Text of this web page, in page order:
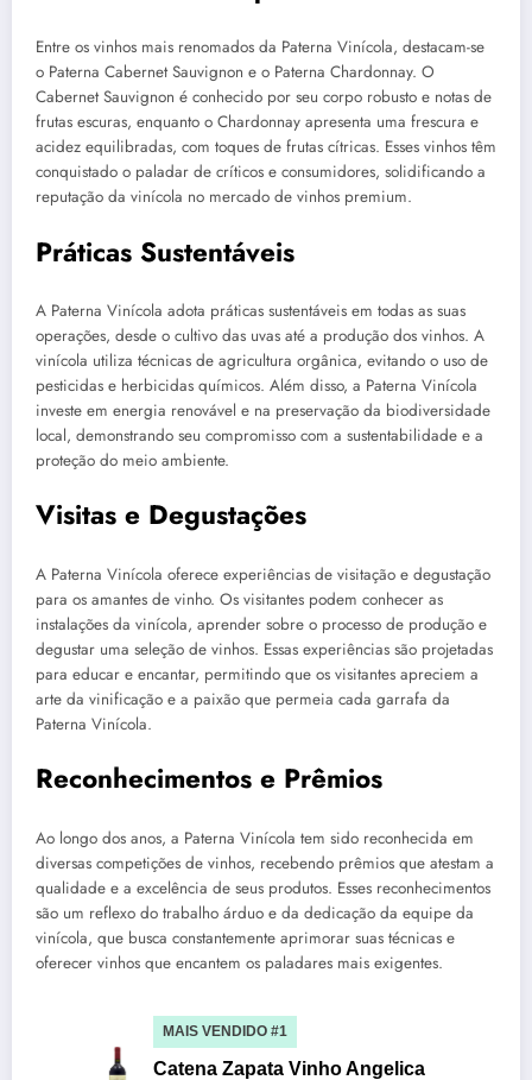
Entre os vinhos mais renomados da Paterna Vinícola, destacam-se
o Paterna Cabernet Sauvignon e o Paterna Chardonnay. O
Cabernet Sauvignon é conhecido por seu corpo robusto e notas de
frutas escuras, enquanto o Chardonnay apresenta uma frescura e
acidez equilibradas, com toques de frutas cítricas. Esses vinhos têm
conquistado o paladar de críticos e consumidores, solidificando a
reputação da vinícola no mercado de vinhos premium.
Práticas Sustentáveis
A Paterna Vinícola adota práticas sustentáveis em todas as suas
operações, desde o cultivo das uvas até a produção dos vinhos. A
vinícola utiliza técnicas de agricultura orgânica, evitando o uso de
pesticidas e herbicidas químicos. Além disso, a Paterna Vinícola
investe em energia renovável e na preservação da biodiversidade
local, demonstrando seu compromisso com a sustentabilidade e a
proteção do meio ambiente.
Visitas e Degustações
A Paterna Vinícola oferece experiências de visitação e degustação
para os amantes de vinho. Os visitantes podem conhecer as
instalações da vinícola, aprender sobre o processo de produção e
degustar uma seleção de vinhos. Essas experiências são projetadas
para educar e encantar, permitindo que os visitantes apreciem a
arte da vinificação e a paixão que permeia cada garrafa da
Paterna Vinícola.
Reconhecimentos e Prêmios
Ao longo dos anos, a Paterna Vinícola tem sido reconhecida em
diversas competições de vinhos, recebendo prêmios que atestam a
qualidade e a excelência de seus produtos. Esses reconhecimentos
são um reflexo do trabalho árduo e da dedicação da equipe da
vinícola, que busca constantemente aprimorar suas técnicas e
oferecer vinhos que encantem os paladares mais exigentes.
MAIS VENDIDO #1
Catena Zapata Vinho Angelica